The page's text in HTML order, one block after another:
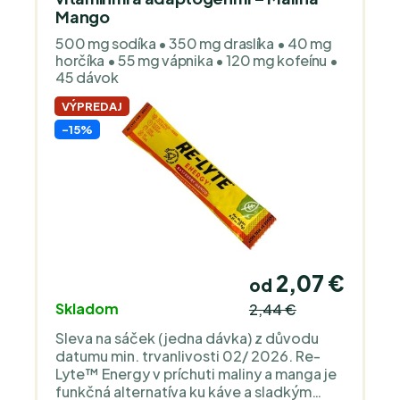
telo minerály stráca rýchlejšie. V
tehotenstve a počas dojčenia je vhodné
dávkovanie prispôsobiť individuálnym
potrebám. U detí je možné užívanie v nižšej
dávke a po individuálnom zvážení, najmä
pri zvýšenej strate tekutín.
Mango
500 mg sodíka • 350 mg draslíka • 40 mg
horčíka • 55 mg vápnika • 120 mg kofeínu •
45 dávok
VÝPREDAJ
-15%
Skladom
od 2,07 €
2,44 €
Sleva na sáček (jedna dávka) z důvodu
datumu min. trvanlivosti 02/ 2026. Re-
Lyte™ Energy v príchuti maliny a manga je
funkčná alternatíva ku káve a sladkým